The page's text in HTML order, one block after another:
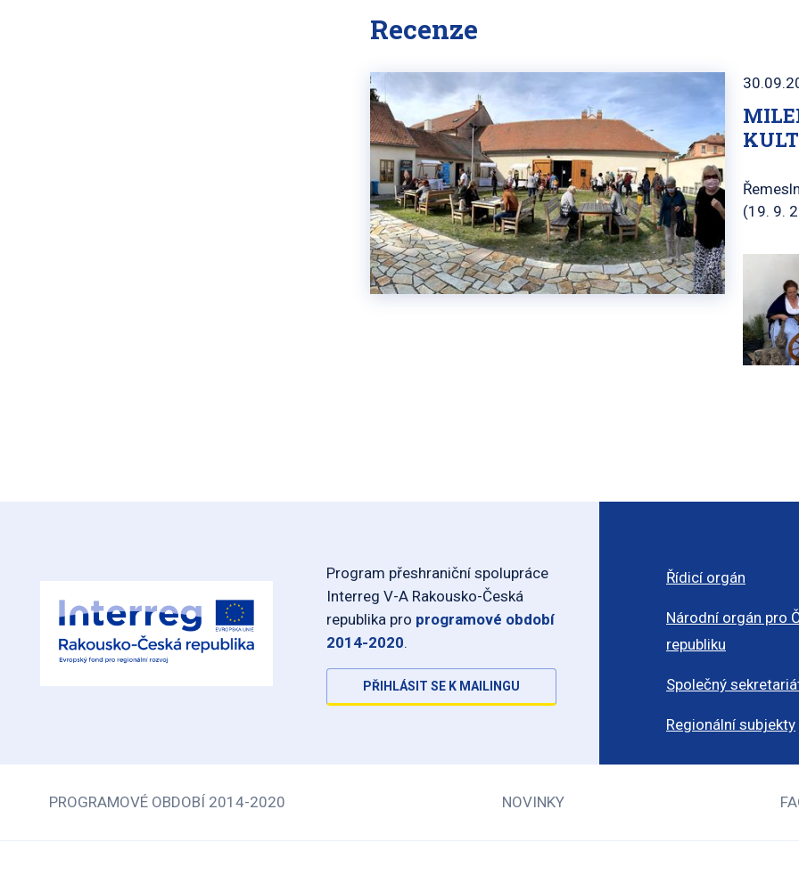
Recenze
(19. 9.
Program přeshraniční spolupráce
Interreg V-A Rakousko-Česká
republika pro programové období
2014-2020.
PŘIHLÁSIT SE K MAILINGU
Řídicí orgán
Národní orgán pro
republiku
Společný
Regionální subjekty
PROGRAMOVÉ OBDOBÍ 2014-2020 NOVINKY